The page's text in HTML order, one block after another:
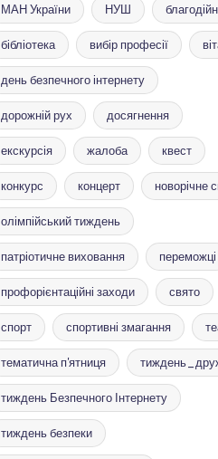
МАН України НУШ
бібліотека вибір професії
день безпечного інтернету
дорожній рух досягнення
екскурсія жалоба квест
конкурс концерт новорічне
олімпійський тиждень
патріотичне виховання переможці
профорієнтаційні заходи свято
спорт спортивні змагання
тематична п'ятниця
тиждень Безпечного Інтернету
тиждень безпеки